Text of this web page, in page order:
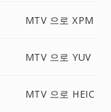
MTV 으로 XPM
MTV 으로 YUV
MTV 으로 HEIC